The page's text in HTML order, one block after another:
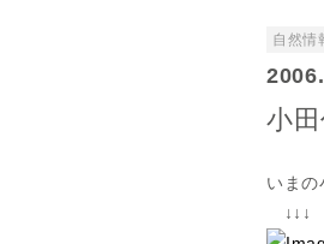
自然情
小
いまの
↓↓↓